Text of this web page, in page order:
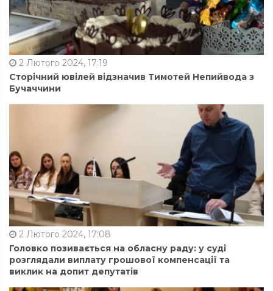
2 Лютого 2024, 17:19
Сторічний ювілей відзначив Тимотей Непийвода з
Бучаччини
2 Лютого 2024, 17:08
Головко позивається на обласну раду: у суді
розглядали виплату грошової компенсації та
виклик на допит депутатів